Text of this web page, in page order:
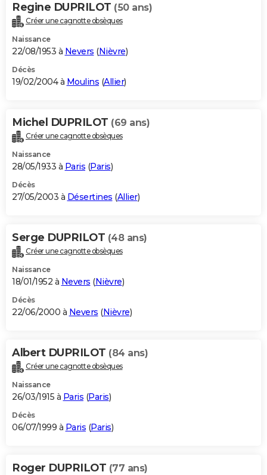
Regine DUPRILOT (50 ans)
Créer une cagnotte obsèques
Naissance
22/08/1953 à Nevers (Nièvre)
Décès
19/02/2004 à Moulins (Allier)
Michel DUPRILOT (69 ans)
Créer une cagnotte obsèques
Naissance
28/05/1933 à Paris (Paris)
Décès
27/05/2003 à Désertines (Allier)
Serge DUPRILOT (48 ans)
Créer une cagnotte obsèques
Naissance
18/01/1952 à Nevers (Nièvre)
Décès
22/06/2000 à Nevers (Nièvre)
Albert DUPRILOT (84 ans)
Créer une cagnotte obsèques
Naissance
26/03/1915 à Paris (Paris)
Décès
06/07/1999 à Paris (Paris)
Roger DUPRILOT (77 ans)